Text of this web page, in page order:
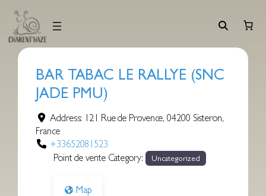
contenu
BAR TABAC LE RALLYE (SNC
JADE PMU)
Address: 121 Rue de Provence,04200 Sisteron,
France
+33652081523
Point de vente Category:
Uncategorized
Map